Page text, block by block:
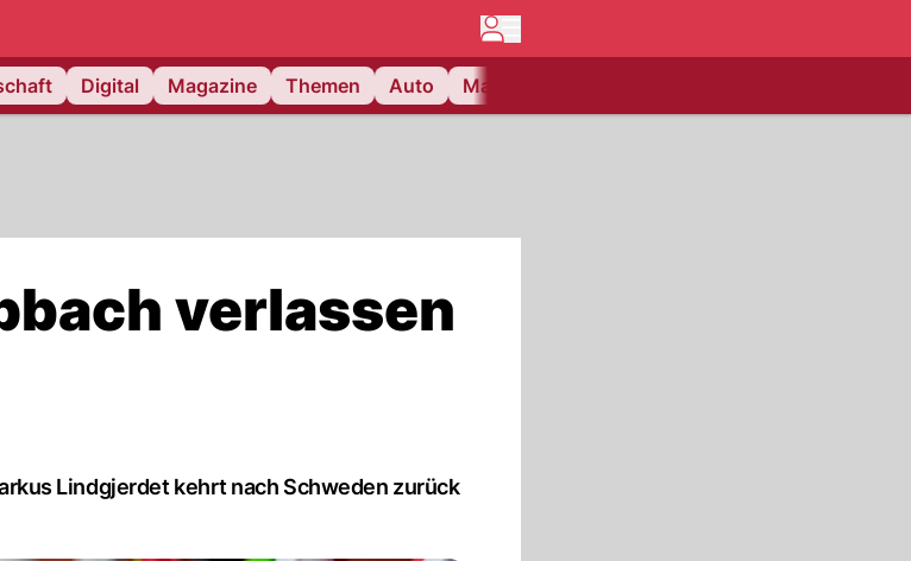
Digital Magazine Themen Auto Matchcenter
verlassen
Lindgjerdet kehrt nach Schweden zurück